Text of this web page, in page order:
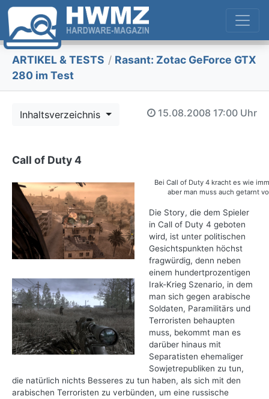
ARTIKEL & TESTS / Rasant: Zotac GeForce GTX
280 im Test
Inhaltsverzeichnis 15.08.2008 17:00 Uhr
Call of Duty 4
Bei Call of Duty 4 kracht es wie
aber man muss auch getarnt
Die Story, die dem Spieler
in Call of Duty 4 geboten
wird, ist unter politischen
Gesichtspunkten höchst
fragwürdig, denn neben
einem hundertprozentigen
Irak-Krieg Szenario, in dem
man sich gegen arabische
Soldaten, Paramilitärs und
Terroristen behaupten
muss, bekommt man es
darüber hinaus mit
Separatisten ehemaliger
Sowjetrepubliken zu tun,
die natürlich nichts Besseres zu tun haben, als sich mit den
arabischen Terroristen zu verbünden, um eine russische